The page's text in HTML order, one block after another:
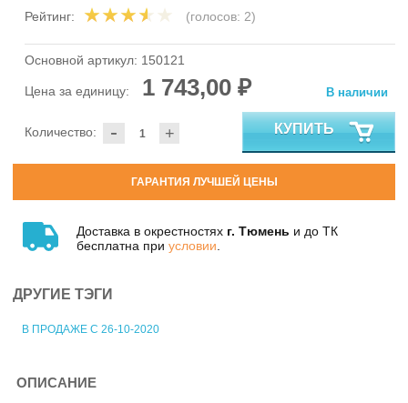
Рейтинг: (голосов: 2)
Основной артикул: 150121
Цена за единицу: 1 743,00 ₽
- +
Количество:
В наличии
КУПИТЬ
ГАРАНТИЯ ЛУЧШЕЙ ЦЕНЫ
Доставка в окрестностях г. Тюмень и до ТК
бесплатна при условии
ДРУГИЕ ТЭГИ
В ПРОДАЖЕ С 26-10-2020
ОПИСАНИЕ